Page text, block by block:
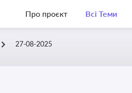
Про проєкт Всі Теми
27-08-2025